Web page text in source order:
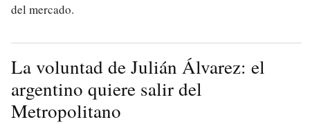
del mercado.
La voluntad de Julián Álvarez: el
argentino quiere salir del
Metropolitano